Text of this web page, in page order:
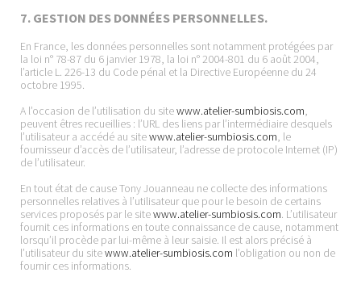
7. GESTION DES DONNÉES PERSONNELLES.
En France, les données personnelles sont notamment protégées par
la loi n° 78-87 du 6 janvier 1978, la loi n° 2004-801 du 6 août 2004,
l’article L. 226-13 du Code pénal et la Directive Européenne du 24
octobre 1995.
A l’occasion de l’utilisation du sitewww.atelier-sumbiosis.com
peuvent êtres recueillies : l’URL des liens par l’intermédiaire desquels
l’utilisateur a accédé au sitewww.atelier-sumbiosis.com , le
fournisseur d’accès de l’utilisateur, l’adresse de protocole Internet (IP)
de l’utilisateur.
En tout état de cause Tony Jouanneau ne collecte des informations
personnelles relatives à l’utilisateur que pour le besoin de certains
services proposés par le sitewww.atelier-sumbiosis.com . L’utilisateur
fournit ces informations en toute connaissance de cause, notamment
lorsqu’il procède par lui-même à leur saisie. Il est alors précisé à
l’utilisateur du sitewww.atelier-sumbiosis.com l’obligation ou non de
fournir ces informations.